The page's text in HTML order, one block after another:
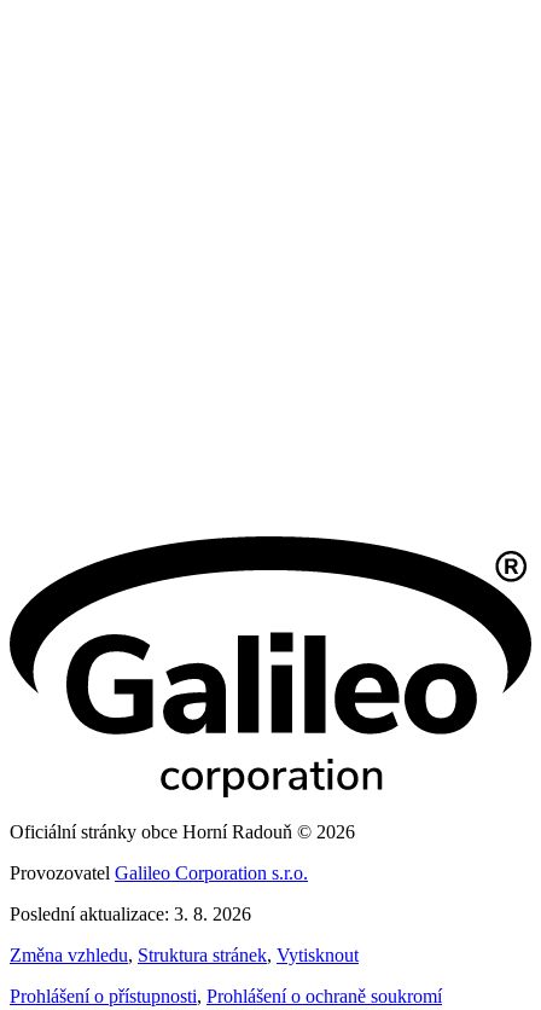
Oficiální stránky obce Horní Radouň © 2026
Provozovatel Galileo Corporation s.r.o.
Poslední aktualizace: 3. 8. 2026
Změna vzhledu, Struktura stránek, Vytisknout
Prohlášení o přístupnosti, Prohlášení o ochraně soukromí